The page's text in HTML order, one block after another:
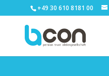
+49 30 610 8181 00